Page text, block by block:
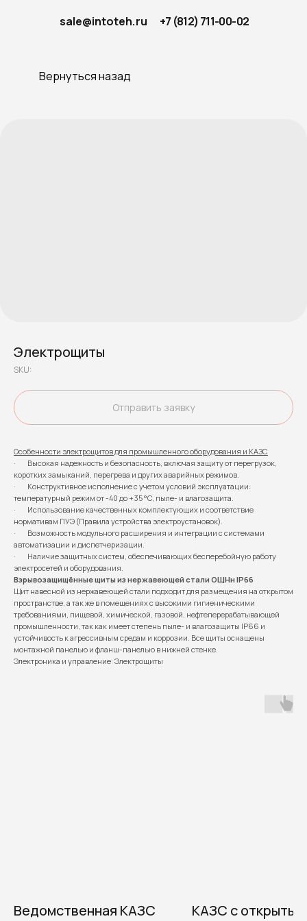
sale@intoteh.ru +7 (812) 711-00-02
Электрощиты
SKU:
Отправить заявку
Особенности электрощитов для промышленного оборудования и КАЗС
· Высокая надежность и безопасность, включая защиту от перегрузок,
коротких замыканий, перегрева и других аварийных режимов.
· Конструктивное исполнение с учетом условий эксплуатации:
температурный режим от -40 до +35 °C, пыле- и влагозащита.
· Использование качественных комплектующих и соответствие
нормативам ПУЭ (Правила устройства электроустановок).
· Возможность модульного расширения и интеграции с системами
автоматизации и диспетчеризации.
· Наличие защитных систем, обеспечивающих бесперебойную работу
электросетей и оборудования.
Взрывозащищённые щиты из нержавеющей стали ОЩНн IP66
Щит навесной из нержавеющей стали подходит для размещения на открытом
пространстве, а так же в помещениях с высокими гигиеническими
требованиями, пищевой, химической, газовой, нефтеперерабатывающей
промышленности, так как имеет степень пыле- и влагозащиты IP66 и
устойчивость к агрессивным средам и коррозии. Все щиты оснащены
монтажной панелью и фланш-панелью в нижней стенке.
Электроника и управление: Электрощиты
Ведомственная КАЗС
КАЗС с открытым